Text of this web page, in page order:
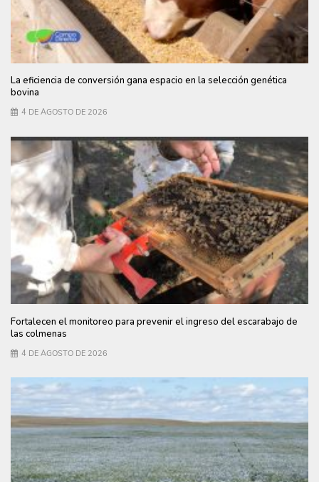
La eficiencia de conversión gana espacio en la selección genética
bovina
4 DE AGOSTO DE 2026
Fortalecen el monitoreo para prevenir el ingreso del escarabajo de
las colmenas
4 DE AGOSTO DE 2026